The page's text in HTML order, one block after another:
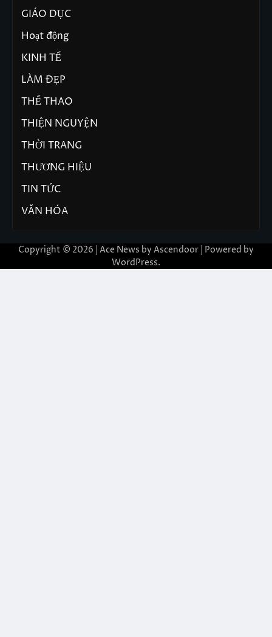
GIÁO DỤC
Hoạt động
KINH TẾ
LÀM ĐẸP
THỂ THAO
THIỆN NGUYỆN
THỜI TRANG
THƯƠNG HIỆU
TIN TỨC
VĂN HÓA
Copyright © 2026 | Ace News by Ascendoor | Powered by
WordPress.